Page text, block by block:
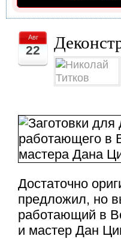
Авг
22
Достаточно
предложил, но
работающий в
и мастер Дан